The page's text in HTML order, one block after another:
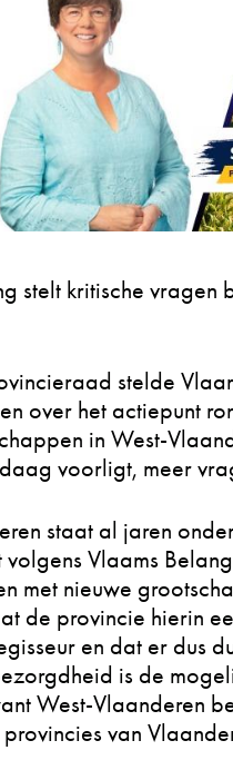
stelt kritische
stelde
over het actiepunt
in West-
voorligt, meer
staat al jaren
volgens Vlaams
met nieuwe
de provincie hierin
en dat er dus
is de
West-Vlaanderen
van